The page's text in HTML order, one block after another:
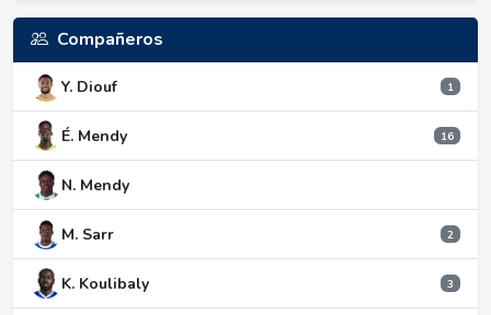
Compañeros
Y. Diouf 1
É. Mendy 16
N. Mendy
M. Sarr 2
K. Koulibaly 3